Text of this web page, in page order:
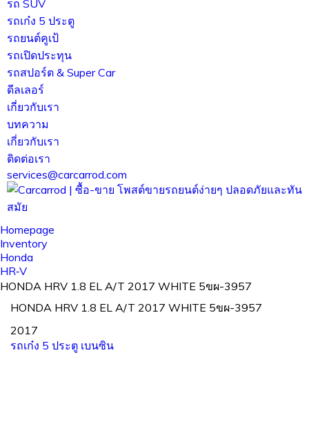
รถ SUV
รถเก๋ง 5 ประตู
รถยนต์คูเป้
รถเปิดประทุน
รถสปอร์ต & Super Car
ดีลเลอร์
เกี่ยวกับเรา
บทความ
เกี่ยวกับเรา
ติดต่อเรา
services@carcarrod.com
Homepage
Inventory
Honda
HR‑V
HONDA HRV 1.8 EL A/T 2017 WHITE 5ขผ-3957
HONDA HRV 1.8 EL A/T 2017 WHITE 5ขผ-3957
2017
รถเก๋ง 5 ประตู เบนซิน